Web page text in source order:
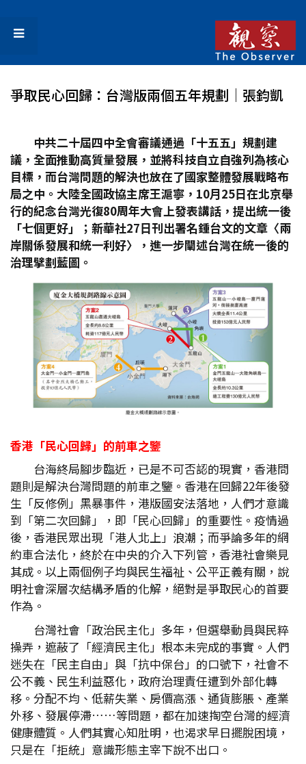
爭取民心回歸：台灣版兩個五年規劃│張鈞凱
中共二十屆四中全會審議通過「十五五」規劃建
議，全面推動高質量發展，並將科技自立自強列為核心
目標，而台灣問題的解決也放在了國家整體發展戰略布
局之中。大陸全國政協主席王滬寧，10月25日在北京舉
行的紀念台灣光復80周年大會上發表講話，提出統一後
「七個更好」；新華社27日刊出署名鍾台文的文章〈兩
岸關係發展和統一利好〉，進一步闡述台灣在統一後的
治理擘劃藍圖。
香港「民心回歸」的前車之鑒
台海終局腳步臨近，已是不可否認的現實，香港問
題則是解決台灣問題的前車之鑒。香港在回歸22年後發
生「反修例」黑暴事件，港版國安法落地，人們才意識
到「第二次回歸」，即「民心回歸」的重要性。疫情過
後，香港民眾出現「港人北上」浪潮；而爭論多年的網
約車合法化，終於在中央的介入下列管，香港社會樂見
其成。以上兩個例子均與民生福祉、公平正義有關，說
明社會深層次結構矛盾的化解，絕對是爭取民心的首要
作為。
台灣社會「政治民主化」多年，但選舉動員與民粹
操弄，遮蔽了「經濟民主化」根本未完成的事實。人們
迷失在「民主自由」與「抗中保台」的口號下，社會不
公不義、民生利益惡化，政府治理責任遭到外部化轉
移。分配不均、低薪失業、房價高漲、通貨膨脹、產業
外移、發展停滯……等問題，都在加速掏空台灣的經濟
健康體質。人們其實心知肚明，也渴求早日擺脫困境，
只是在「拒統」意識形態主宰下說不出口。